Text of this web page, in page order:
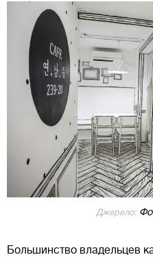
Джерело:
Большинство владельцев